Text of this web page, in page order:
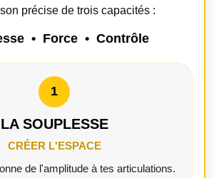
précise de trois capacités :
• Force • Contrôle
1
LA SOUPLESSE
CRÉER L'ESPACE
de l'amplitude à tes articulations.